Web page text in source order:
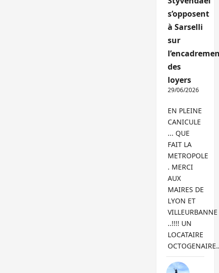
s’opposent
à Sarselli
sur
des
loyers
29/06/2026
EN PLEINE
CANICULE
... QUE
FAIT LA
METROPOLE
. MERCI
AUX
MAIRES DE
LYON ET
VILLEURBANNE
..!!!! UN
LOCATAIRE